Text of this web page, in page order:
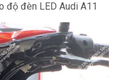
độ đèn LED Audi A11